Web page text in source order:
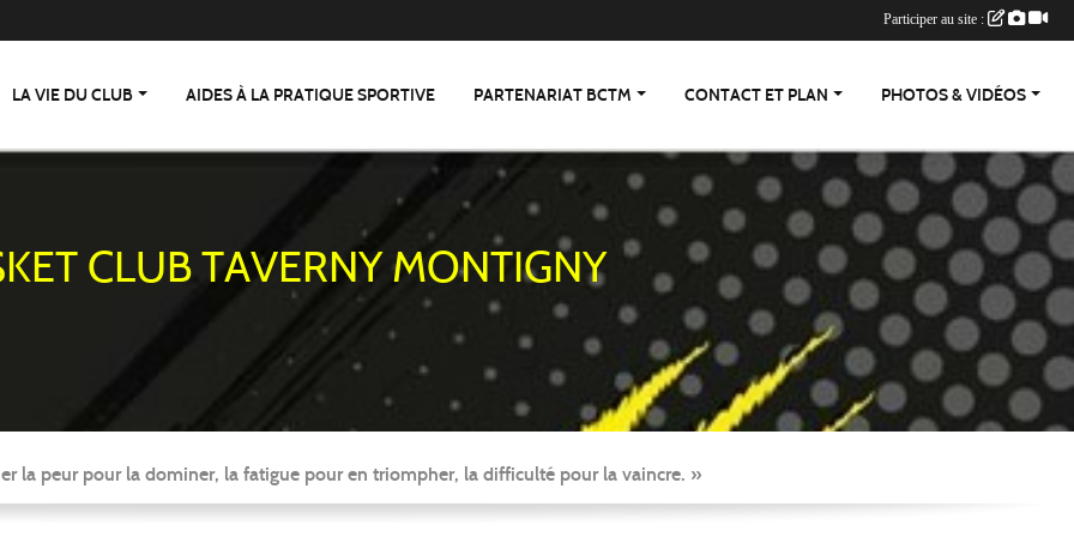
LA VIE DU CLUB AIDES À LA PRATIQUE SPORTIVE PARTENARIAT BCTM CONTACT ET PLAN PHOTOS & VIDÉOS
CLUB TAVERNY MONTIGNY
la peur pour la dominer, la fatigue pour en triompher, la difficulté pour la vaincre. »
Participer au site :